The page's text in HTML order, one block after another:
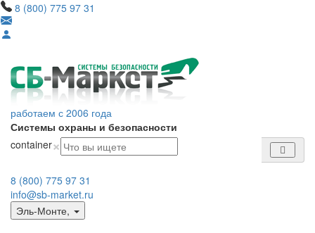
8 (800) 775 97 31
работаем с 2006 года
Системы охраны и безопасности
container×
8 (800) 775 97 31
info@sb-market.ru
Эль-Монте,